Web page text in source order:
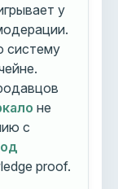
у
систему
не
с
proof.